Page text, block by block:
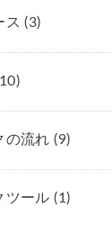
ス(3)
の流れ(9)
ツール(1)